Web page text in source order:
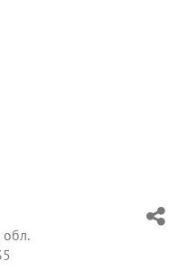
обл.